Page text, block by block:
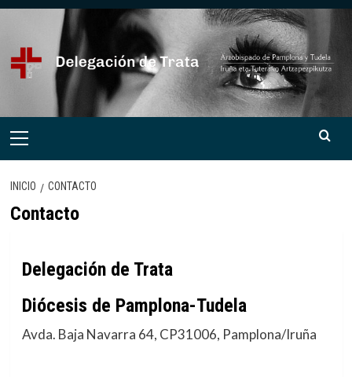
Saltar
contenido
Menú
INICIO CONTACTO
Contacto
Delegación de Trata
Diócesis de Pamplona-Tudela
Avda. Baja Navarra 64, CP31006, Pamplona/Iruña